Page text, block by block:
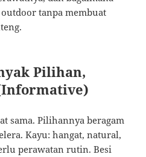
tanpa membuat
Pilihan,
sama. Pilihannya beragam
Kayu: hangat, natural,
perawatan rutin. Besi